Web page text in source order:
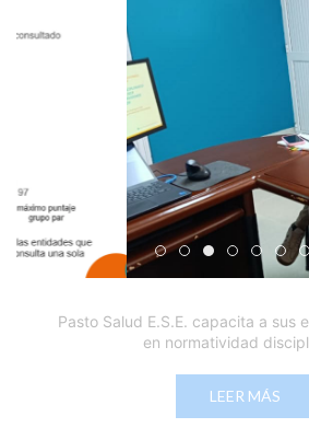
Edicto Emplazatorio a
Pasto Salud ESE
Pasto Salud
Último día
Mil
Pasto Salud E.S.E. capacita a sus
en normatividad
LEER MÁS